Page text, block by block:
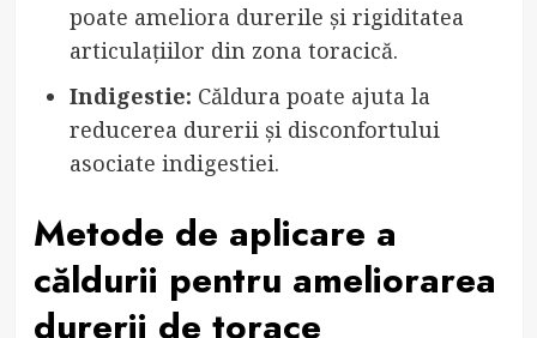
poate ameliora durerile și rigiditatea
articulațiilor din zona toracică.
Indigestie: Căldura poate ajuta la
reducerea durerii și disconfortului
asociate indigestiei.
Metode de aplicare a
căldurii pentru ameliorarea
durerii de torace